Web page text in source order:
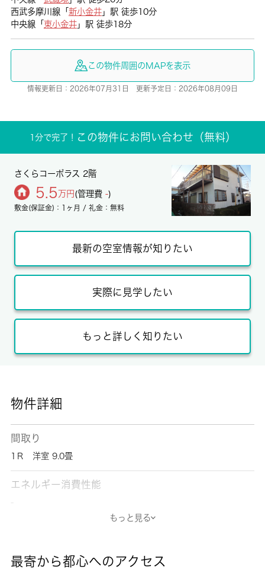
西武多摩川線「 新小金井」駅 徒歩10分
中央線「 東小金井」駅 徒歩18分
この物件周囲のMAPを表示
情報更新日：2026年07月31日 更新予定日：2026年08月09日
1分で完了！ この物件にお問い合わせ（無料）
さくらコーポラス 2階
5.5 万円 (管理費 -)
敷金(保証金)：1ヶ月 / 礼金：無料
最新の空室情報が知りたい
実際に見学したい
もっと詳しく知りたい
物件詳細
間取り
1Ｒ 洋室 9.0畳
エネルギー消費性能
-
もっと見る
最寄から都心へのアクセス